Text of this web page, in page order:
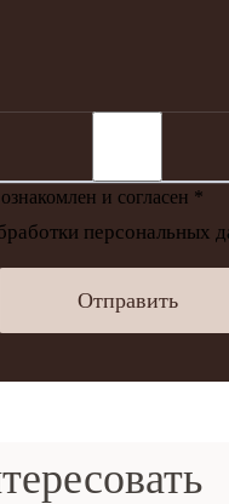
и согласен *
персональных
Отправить